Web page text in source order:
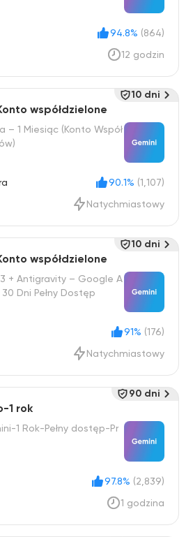
94.8% (864)
12 godzin
współdzielone
– 1 Miesiąc (Konto Współ
90.1% (1,107)
Natychmiastowy
10 dni
współdzielone
+ Antigravity – Google A
Dni Pełny Dostęp
91% (176)
Natychmiastowy
10 dni
1 rok
1 Rok-Pełny dostęp-Pr
97.8% (2,839)
1 godzina
90 dni